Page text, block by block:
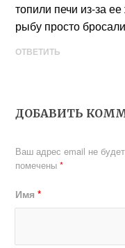
топили печи из-за
рыбу просто
ОТВЕТИТЬ
ДОБАВИТЬ
Ваш адрес email не
помечены*
Имя*